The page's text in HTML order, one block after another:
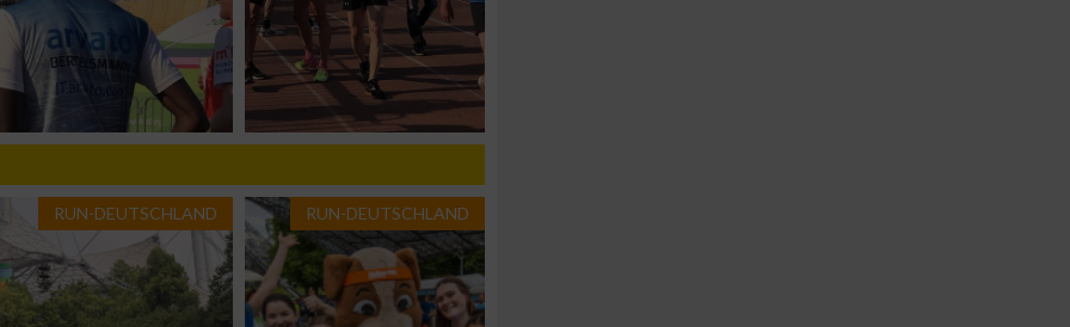
RUN-DEUTSCHLAND RUN-DEUTSCHLAND